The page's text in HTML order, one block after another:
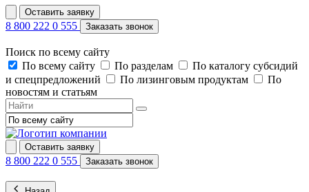
Оставить заявку
8 800 222 0 555 Заказать звонок
Поиск по всему сайту
По всему сайту
По разделам
По каталогу субсидий
и спецпредложений
По лизинговым продуктам
По
новостям и статьям
Оставить заявку
8 800 222 0 555 Заказать звонок